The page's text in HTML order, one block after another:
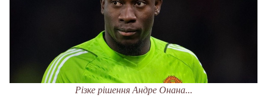
Різке рішення Андре Онана...